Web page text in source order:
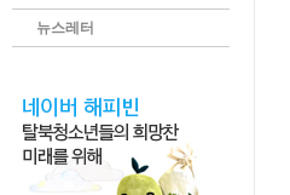
뉴스레터